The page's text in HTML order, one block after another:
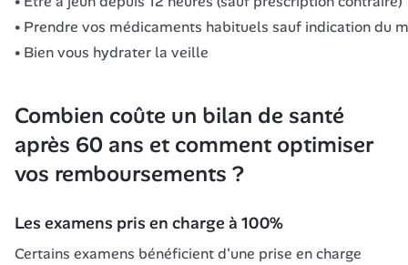
Prendre vos médicaments habituels sauf indication du
Bien vous hydrater la veille
Combien coûte un bilan de santé
après 60 ans et comment optimiser
vos remboursements ?
Les examens pris en charge à 100%
Certains examens bénéficient d'une prise en charge